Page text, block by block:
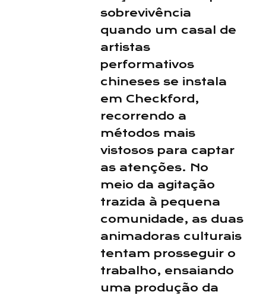
sobrevivência
quando um casal de
artistas
performativos
chineses se instala
em Checkford,
recorrendo a
métodos mais
vistosos para captar
as atenções. No
meio da agitação
trazida à pequena
comunidade, as duas
animadoras culturais
tentam prosseguir o
trabalho, ensaiando
uma produção da